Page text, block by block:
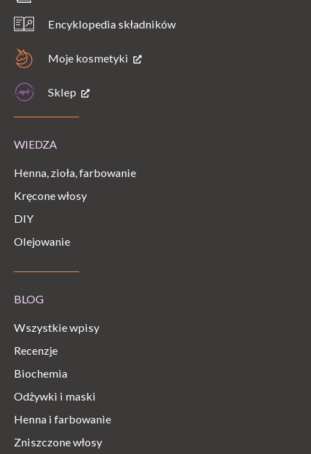
Encyklopedia składników
Moje kosmetyki
Sklep
WIEDZA
Henna, zioła, farbowanie
Kręcone włosy
DIY
Olejowanie
BLOG
Wszystkie wpisy
Recenzje
Biochemia
Odżywki i maski
Henna i farbowanie
Zniszczone włosy